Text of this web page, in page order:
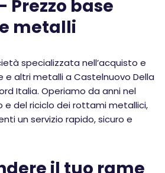
Prezzo base
metalli
specializzata nell’acquisto e
e altri metalli a Castelnuovo Della
Italia. Operiamo da anni nel
del riciclo dei rottami metallici,
un servizio rapido, sicuro e